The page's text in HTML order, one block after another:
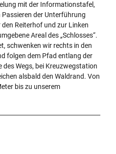
mit der Informationstafel,
der Unterführung
Reiterhof und zur Linken
Areal des „Schlosses“.
schwenken wir rechts in den
folgen dem Pfad entlang der
Wegs, bei Kreuzwegstation
alsbald den Waldrand. Von
bis zu unserem